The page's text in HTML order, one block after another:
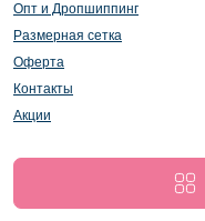
Опт и Дропшиппинг
Размерная сетка
Оферта
Контакты
Акции